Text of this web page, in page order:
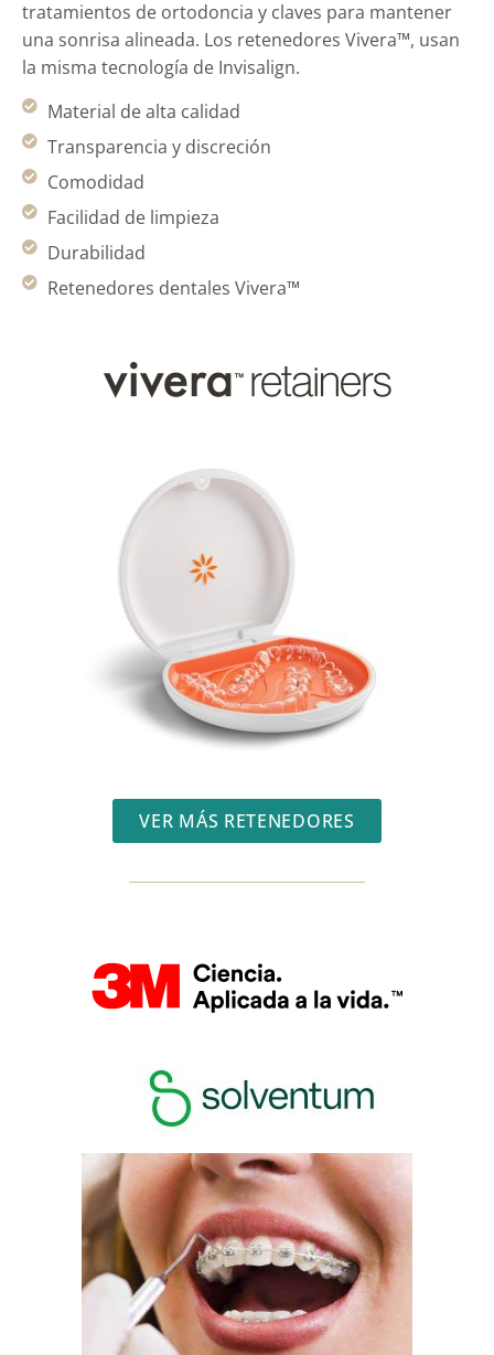
tratamientos de ortodoncia y claves para mantener
una sonrisa alineada. Los retenedores Vivera™, usan
la misma tecnología de Invisalign.
Material de alta calidad
Transparencia y discreción
Comodidad
Facilidad de limpieza
Durabilidad
Retenedores dentales Vivera™
VER MÁS RETENEDORES